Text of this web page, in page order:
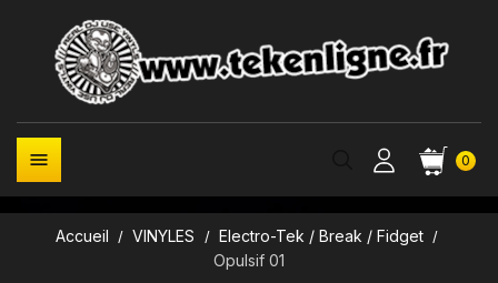
0

Accueil VINYLES
Electro-Tek / Break / Fidget
Opulsif 01